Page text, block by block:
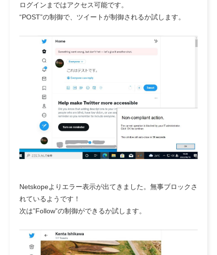
ログインまではアクセス可能です。
“POST”の制御で、ツイートが制御されるか試します。
Netskopeよりエラー表示が出てきました。無事ブロックさ
れているようです！
次は”Follow”の制御ができるか試します。